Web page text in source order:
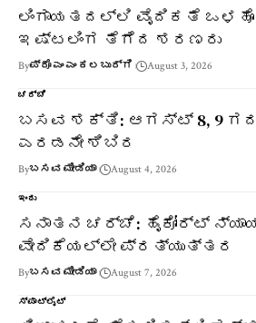
ಲಿಂಗಾಯತದಲ್ಲಿ ವೈದಿಕತೆ
ಇಷ್ಟಲಿಂಗ ತೆಗೆದ ಶರಣರು
Byಪ್ರೊ ಎಂ ಎಂ ಕಲಬುರ್ಗಿ August 3, 2026
ಚರ್ಚೆ
ಬಸವ ಶಕ್ತಿ: ಆಗಸ್ಟ್ 8, 9
ಎರಡನೇ ಶಿಬಿರ
Byಬಸವ ಮೀಡಿಯಾ August 4, 2026
ಇಂದು
ಸನಾತನ ಚರ್ಚೆ: ಹೈಕೋರ್ಟ್
ವೇದಿಕೆಯಲ್ಲೇ ಪ್ರತ್ಯುತ್ತರ
Byಬಸವ ಮೀಡಿಯಾ August 7, 2026
ಸ್ಪಾಟ್‌ಲೈಟ್